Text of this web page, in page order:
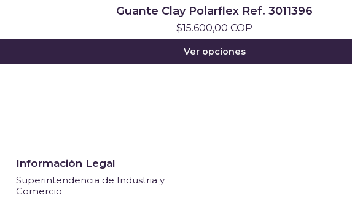
Guante Clay Polarflex Ref. 3011396
$15.600,00 COP
Ver opciones
Información Legal
Superintendencia de Industria y
Comercio